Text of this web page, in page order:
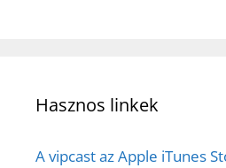
Hasznos linkek
A vipcast az Apple iTunes